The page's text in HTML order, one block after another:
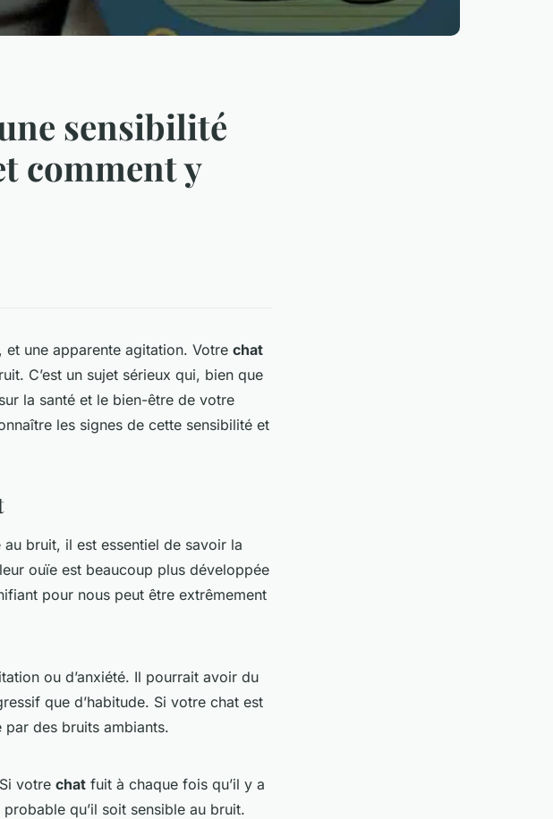
sensibilité
comment y
une apparente agitation. Votre chat
C’est un sujet sérieux qui, bien que
la santé et le bien-être de votre
les signes de cette sensibilité et
bruit, il est essentiel de savoir la
ouïe est beaucoup plus développée
pour nous peut être extrêmement
ou d’anxiété. Il pourrait avoir du
que d’habitude. Si votre chat est
des bruits ambiants.
votre chat fuit à chaque fois qu’il y a
qu’il soit sensible au bruit.